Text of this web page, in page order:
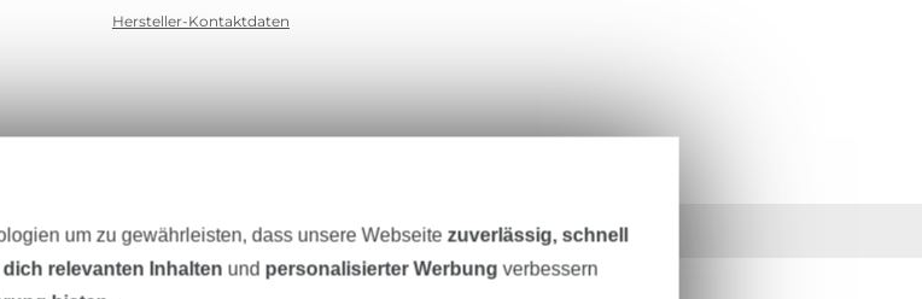
Hersteller-Kontaktdaten
Über 80000 zufriedene Kunden 36 Jahre Erfahrung
um zu gewährleisten, dass unsere Webseite zuverlässig, schnell
relevanten Inhalten und personalisierter Werbung verbessern